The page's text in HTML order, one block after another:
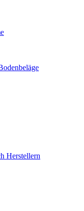
Herstellern